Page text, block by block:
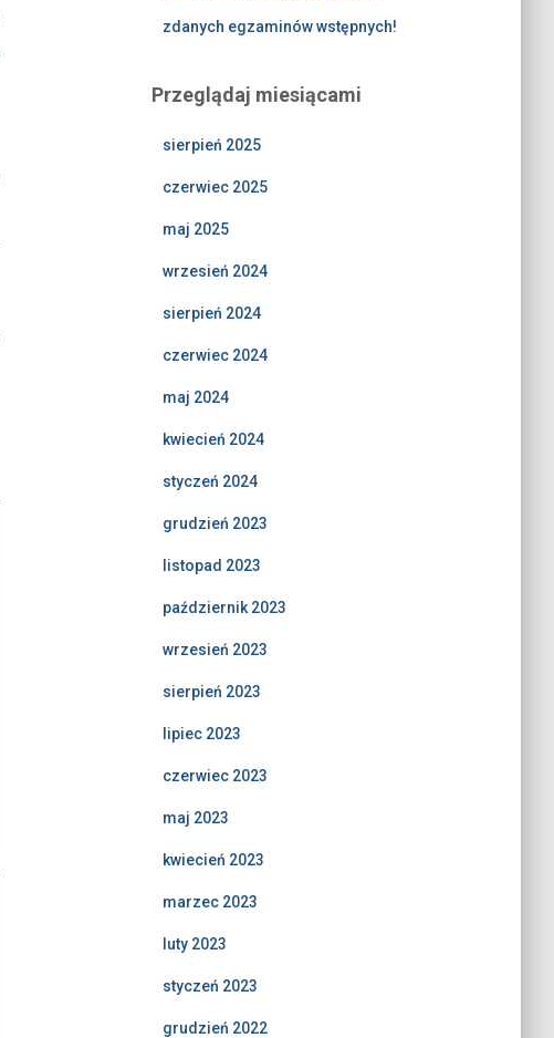
zdanych egzaminów wstępnych!
Przeglądaj miesiącami
sierpień 2025
czerwiec 2025
maj 2025
wrzesień 2024
sierpień 2024
czerwiec 2024
maj 2024
kwiecień 2024
styczeń 2024
grudzień 2023
listopad 2023
październik 2023
wrzesień 2023
sierpień 2023
lipiec 2023
czerwiec 2023
maj 2023
kwiecień 2023
marzec 2023
luty 2023
styczeń 2023
grudzień 2022